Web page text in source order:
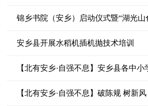
锦乡书院（安乡）启动仪式暨“湖光山
安乡县开展水稻机插机抛技术培训
【北有安乡·自强不息】安乡县各中
【北有安乡·自强不息】破陈规 树